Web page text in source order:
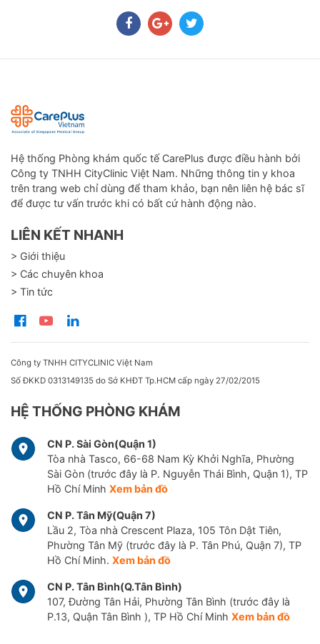
Hệ thống Phòng khám quốc tế CarePlus được điều hành bởi
Công ty TNHH CityClinic Việt Nam. Những thông tin y khoa
trên trang web chỉ dùng để tham khảo, bạn nên liên hệ bác sĩ
để được tư vấn trước khi có bất cứ hành động nào.
LIÊN KẾT NHANH
> Giới thiệu
> Các chuyên khoa
> Tin tức
Công ty TNHH CITYCLINIC Việt Nam
Số ĐKKD 0313149135 do Sở KHĐT Tp.HCM cấp ngày 27/02/2015
HỆ THỐNG PHÒNG KHÁM
CN P. Sài Gòn(Quận 1)
Tòa nhà Tasco, 66-68 Nam Kỳ Khởi Nghĩa, Phường
Sài Gòn (trước đây là P. Nguyễn Thái Bình, Quận 1), TP
Hồ Chí Minh Xem bản đồ
CN P. Tân Mỹ(Quận 7)
Lầu 2, Tòa nhà Crescent Plaza, 105 Tôn Dật Tiên,
Phường Tân Mỹ (trước đây là P. Tân Phú, Quận 7), TP
Hồ Chí Minh. Xem bản đồ
CN P. Tân Bình(Q.Tân Bình)
107, Đường Tân Hải, Phường Tân Bình (trước đây là
P.13, Quận Tân Bình ), TP Hồ Chí Minh Xem bản đồ